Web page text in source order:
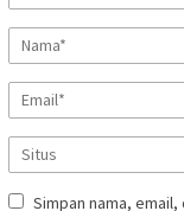
Simpan nama,